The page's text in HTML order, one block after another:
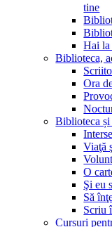
tine
Hai
Biblioteca,
Ora
Biblioteca
Viaţă
O
Şi eu
Să
Scriu
Cursuri